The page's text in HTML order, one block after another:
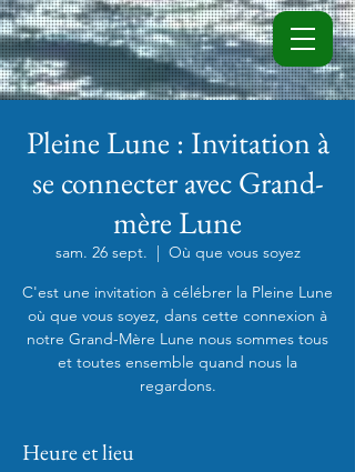
Pleine Lune : Invitation à
se connecter avec Grand-
mère Lune
sam. 26 sept.
  |
Où que vous soyez
C'est une invitation à célébrer la Pleine Lune
où que vous soyez, dans cette connexion à
notre Grand-Mère Lune nous sommes tous
et toutes ensemble quand nous la
regardons.
Heure et lieu